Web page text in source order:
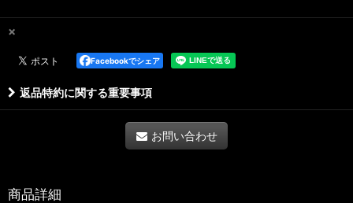
×
Facebookでシェア
返品特約に関する重要事項
お問い合わせ
商品詳細